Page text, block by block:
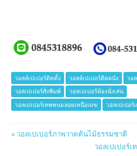
วอลล์เปเปอร์ติดตั้ง วอลล์เปเปอร์ติดผนัง
วอ
วอลเปเปอร์สั่งพิมพ์
วอลเปเปอร์ห้องนั่งเล่น
วอลเปเปอร์เทพพนมลอยเหนือเมฆ
วอลเปเปอ
Previous
วอลเปเปอร์ภาพวาดต้นไม้ธรรมชาติ
Next
วอลเปเปอร์